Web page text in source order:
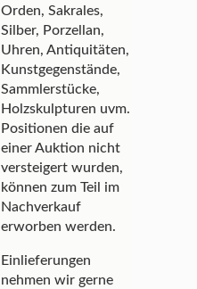
Orden, Sakrales,
Silber, Porzellan,
Uhren, Antiquitäten,
Kunstgegenstände,
Sammlerstücke,
Holzskulpturen uvm.
Positionen die auf
einer Auktion nicht
versteigert wurden,
können zum Teil im
Nachverkauf
erworben werden.
Einlieferungen
nehmen wir gerne